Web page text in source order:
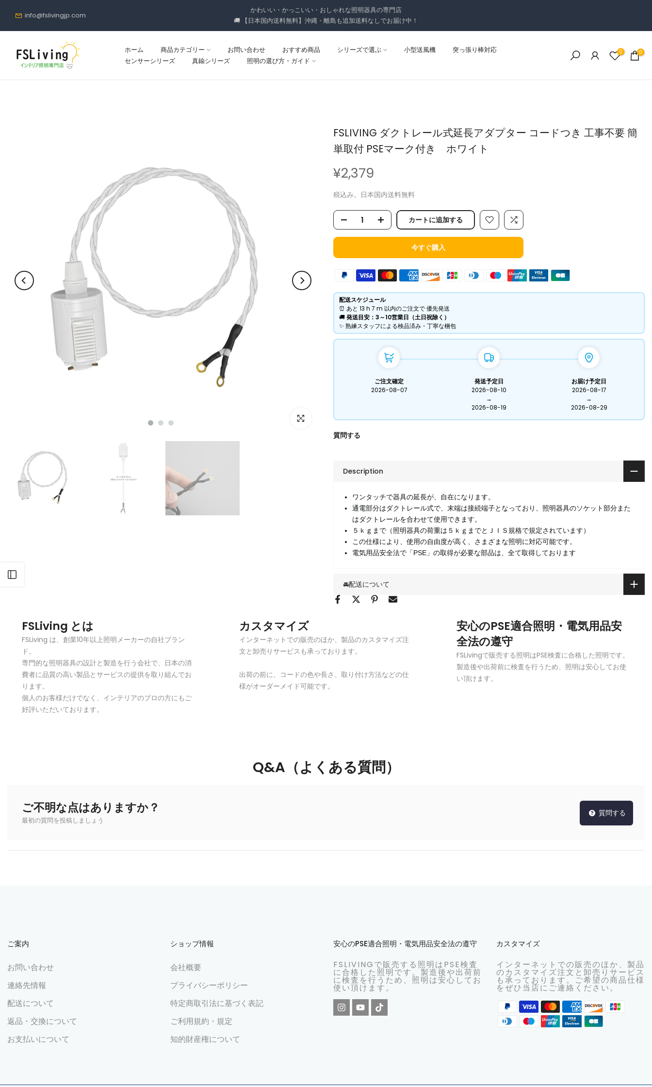
テ
info@fslivingjp.com
かわいい・かっこいい・おしゃれな照明器具の専門店
🚚 【日本国内送料無料】沖縄・離島も追加送料なしでお届け中！
ホーム 商品カテゴリー お問い合わせ おすすめ商品 シリーズで選ぶ 小型送風機
突っ張り棒対応
センサーシリーズ
真鍮シリーズ 照明の選び方・ガイド
0 0
FSLIVING ダクトレール式延長アダプター コードつき 工事不要 簡
単取付 PSEマーク付き ホワイト
¥2,379
税込み。日本国内送料無料
カートに追加する
今すぐ購入
配送スケジュール
⏰ あと 13 h 7 m 以内のご注文で 優先発送
​🚚発送目安：3～10営業日（土日祝除く）
​✨ 熟練スタッフによる検品済み・丁寧な梱包
ご注文確定
2026-08-07
発送予定日
2026-08-10
→
2026-08-19
お届け予定日
2026-08-17
→
2026-08-29
質問する
Description
ワンタッチで器具の延長が、自在になります。
通電部分はダクトレール式で、末端は接続端子となっており、照明器具のソケット部分また
はダクトレールを合わせて使用できます。
５ｋｇまで（照明器具の荷重は５ｋｇまでとＪＩＳ規格で規定されています）
この仕様により、使用の自由度が高く、さまざまな照明に対応可能です。
電気用品安全法で「PSE」の取得が必要な部品は、全て取得しております
🚘配送について
FSLiving とは
FSLiving は、創業10年以上照明メーカーの自社ブラン
ド。
専門的な照明器具の設計と製造を行う会社で、日本の消
費者に品質の高い製品とサービスの提供を取り組んでお
ります。
個人のお客様だけでなく、インテリアのプロの方にもご
好評いただいております。
カスタマイズ
インターネットでの販売のほか、製品のカスタマイズ注
文と卸売りサービスも承っております。
出荷の前に、コードの色や長さ、取り付け方法などの仕
様がオーダーメイド可能です。
安心のPSE適合照明・電気用品安
全法の遵守
FSLivingで販売する照明はPSE検査に合格した照明です。
製造後や出荷前に検査を行うため、照明は安心してお使
い頂けます。
Q&A（よくある質問）
ご不明な点はありますか？
最初の質問を投稿しましょう
質問する
ご案内
お問い合わせ
連絡先情報
配送について
返品・交換について
お支払いについて
ショップ情報
会社概要
プライバシーポリシー
特定商取引法に基づく表記
ご利用規約・規定
知的財産権について
安心のPSE適合照明・電気用品安全法の遵守
FSLIVINGで販売する照明はPSE検査
に合格した照明です。製造後や出荷前
に検査を行うため、照明は安心してお
使い頂けます。
カスタマイズ
インターネットでの販売のほか、製品
のカスタマイズ注文と卸売りサービス
も承っております。ご希望の商品仕様
をぜひ当店にご連絡ください。